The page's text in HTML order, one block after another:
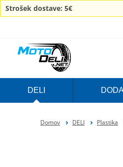
Strošek dostave: 5€
DELI
Domov DELI Plastika